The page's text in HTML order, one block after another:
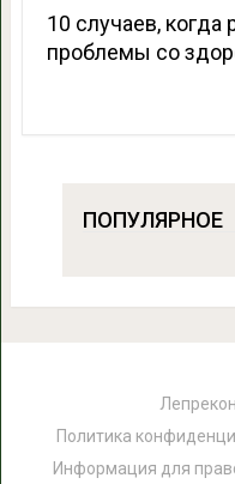
10 случаев, когда
проблемы со
ПОПУЛЯРНОЕ
Лепрекон
Политика
Информация для